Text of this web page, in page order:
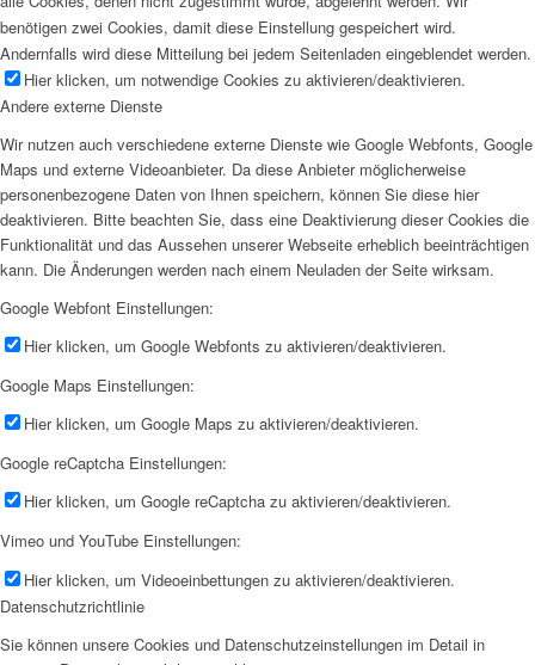
benötigen zwei Cookies, damit diese Einstellung gespeichert wird.
Andernfalls wird diese Mitteilung bei jedem Seitenladen eingeblendet werden.
Hier klicken, um notwendige Cookies zu aktivieren/deaktivieren.
Andere externe Dienste
Wir nutzen auch verschiedene externe Dienste wie Google Webfonts, Google
Maps und externe Videoanbieter. Da diese Anbieter möglicherweise
personenbezogene Daten von Ihnen speichern, können Sie diese hier
deaktivieren. Bitte beachten Sie, dass eine Deaktivierung dieser Cookies die
Funktionalität und das Aussehen unserer Webseite erheblich beeinträchtigen
kann. Die Änderungen werden nach einem Neuladen der Seite wirksam.
Google Webfont Einstellungen:
Hier klicken, um Google Webfonts zu aktivieren/deaktivieren.
Google Maps Einstellungen:
Hier klicken, um Google Maps zu aktivieren/deaktivieren.
Google reCaptcha Einstellungen:
Hier klicken, um Google reCaptcha zu aktivieren/deaktivieren.
Vimeo und YouTube Einstellungen:
Hier klicken, um Videoeinbettungen zu aktivieren/deaktivieren.
Datenschutzrichtlinie
Sie können unsere Cookies und Datenschutzeinstellungen im Detail in